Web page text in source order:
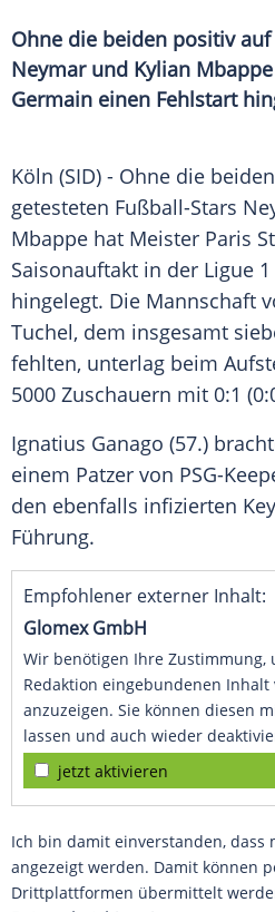
Ohne die beiden positiv
Neymar und Kylian
Germain einen Fehlstart
Köln (SID) - Ohne die
getesteten Fußball-Stars
Mbappe hat Meister Paris
Saisonauftakt in der Ligue 1
hingelegt. Die Mannschaft
Tuchel, dem insgesamt
fehlten, unterlag beim
5000 Zuschauern mit 0:1
Ignatius Ganago (57.)
einem Patzer von PSG-
den ebenfalls infizierten
Führung.
Empfohlener externer Inhalt:
Glomex GmbH
Wir benötigen Ihre Zustimmung,
Redaktion eingebundenen Inhalt
anzuzeigen. Sie können diesen
lassen und auch wieder
jetzt aktivieren
Ich bin damit einverstanden, dass
angezeigt werden. Damit können
Drittplattformen übermittelt